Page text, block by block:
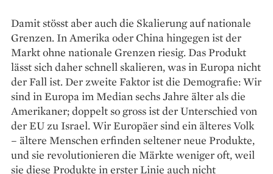
Damit stösst aber auch die Skalierung auf nationale
Grenzen. In Amerika oder China hingegen ist der
Markt ohne nationale Grenzen riesig. Das Produkt
lässt sich daher schnell skalieren, was in Europa nicht
der Fall ist. Der zweite Faktor ist die Demo­grafie: Wir
sind in Europa im Median sechs Jahre älter als die
Amerikaner; doppelt so gross ist der Unterschied von
der EU zu Israel. Wir Europäer sind ein älteres Volk
– ältere Menschen erfinden seltener neue Produkte,
und sie revolutionieren die Märkte weniger oft, weil
sie diese Produkte in erster Linie auch nicht